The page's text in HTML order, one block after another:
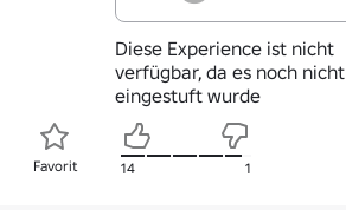
Diese Experience ist nicht
verfügbar, da es noch nicht
eingestuft wurde
Favorit 14 1